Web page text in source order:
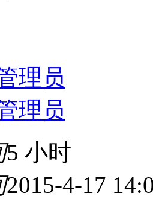
理员
理员
5 小时
2015-4-17